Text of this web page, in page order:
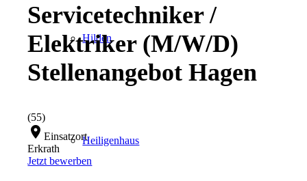
Hilden
Heiligenhaus
Servicetechniker /
Elektriker (M/W/D)
Stellenangebot Hagen
(55)
location_onEinsatzort
Erkrath
Jetzt bewerben